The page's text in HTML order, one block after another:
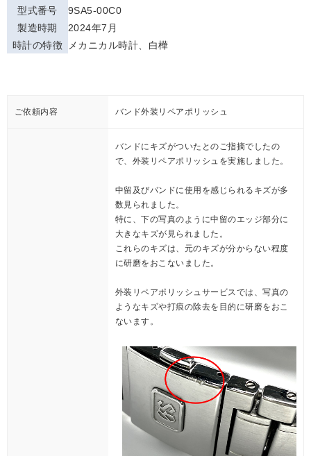
型式番号
9SA5-00C0
製造時期
2024年7月
時計の特徴
メカニカル時計、白樺
ご依頼内容 バンド外装リペアポリッシュ
バンドにキズがついたとのご指摘でしたの
で、外装リペアポリッシュを実施しました。
中留及びバンドに使用を感じられるキズが多
数見られました。
特に、下の写真のように中留のエッジ部分に
大きなキズが見られました。
これらのキズは、元のキズが分からない程度
に研磨をおこないました。
外装リペアポリッシュサービスでは、写真の
ようなキズや打痕の除去を目的に研磨をおこ
ないます。